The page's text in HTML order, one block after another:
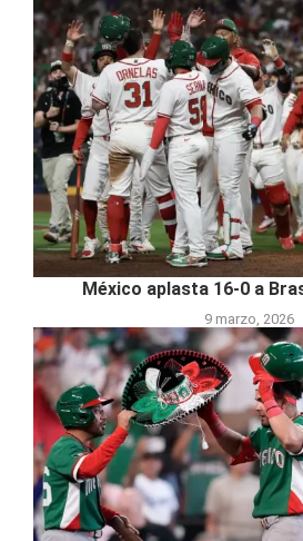
México aplasta 16-0 a
9 marzo, 2026